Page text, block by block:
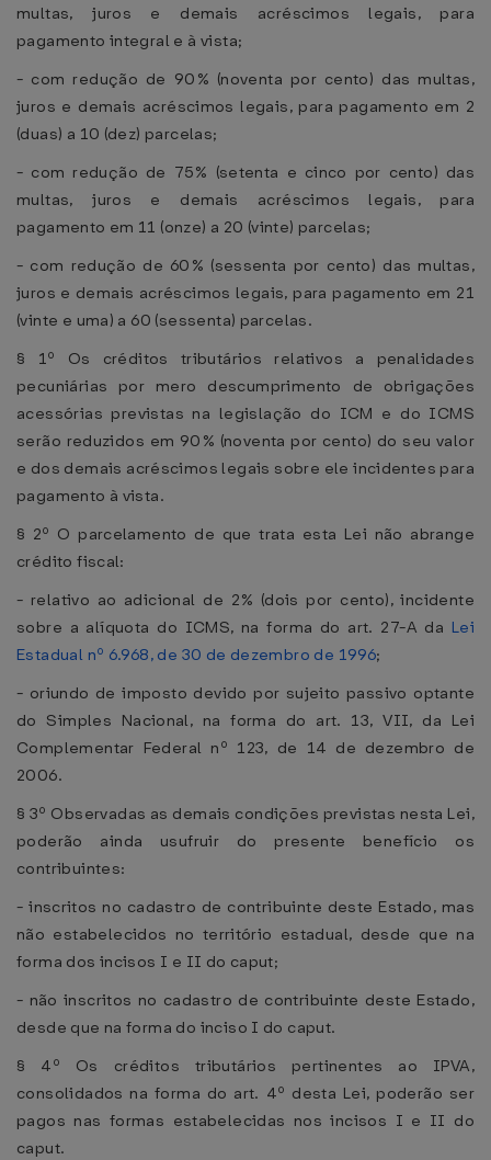
multas, juros e demais acréscimos legais, para
pagamento integral e à vista;
- com redução de 90% (noventa por cento) das multas,
juros e demais acréscimos legais, para pagamento em 2
(duas) a 10 (dez) parcelas;
- com redução de 75% (setenta e cinco por cento) das
multas, juros e demais acréscimos legais, para
pagamento em 11 (onze) a 20 (vinte) parcelas;
- com redução de 60% (sessenta por cento) das multas,
juros e demais acréscimos legais, para pagamento em 21
(vinte e uma) a 60 (sessenta) parcelas.
§ 1º Os créditos tributários relativos a penalidades
pecuniárias por mero descumprimento de obrigações
acessórias previstas na legislação do ICM e do ICMS
serão reduzidos em 90% (noventa por cento) do seu valor
e dos demais acréscimos legais sobre ele incidentes para
pagamento à vista.
§ 2º O parcelamento de que trata esta Lei não abrange
crédito fiscal:
- relativo ao adicional de 2% (dois por cento), incidente
sobre a alíquota do ICMS, na forma do art. 27-A da Lei
Estadual nº 6.968, de 30 de dezembro de 1996;
- oriundo de imposto devido por sujeito passivo optante
do Simples Nacional, na forma do art. 13, VII, da Lei
Complementar Federal nº 123, de 14 de dezembro de
2006.
§ 3º Observadas as demais condições previstas nesta Lei,
poderão ainda usufruir do presente benefício os
contribuintes:
- inscritos no cadastro de contribuinte deste Estado, mas
não estabelecidos no território estadual, desde que na
forma dos incisos I e II do caput;
- não inscritos no cadastro de contribuinte deste Estado,
desde que na forma do inciso I do caput.
§ 4º Os créditos tributários pertinentes ao IPVA,
consolidados na forma do art. 4º desta Lei, poderão ser
pagos nas formas estabelecidas nos incisos I e II do
caput.